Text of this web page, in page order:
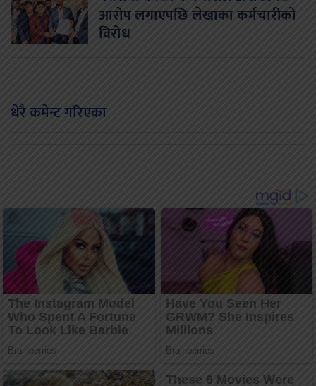
आरोप लगाएपछि लेखाका कर्मचारीको
विरोध
धेरै कमेन्ट गरिएका